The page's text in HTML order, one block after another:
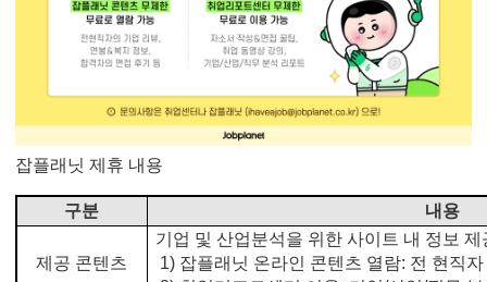
잡플래닛 제휴 내용
구분 내용
제공 콘텐츠
기업 및 산업분석을 위한 사이트 내 정보 제
1) 잡플래닛 온라인 콘텐츠 열람: 전 현직